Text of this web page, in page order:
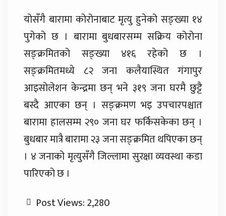
योसँगै बारामा कोरोनाबाट मृत्यु हुनेको सङ्ख्या १४
पुगेको छ । बारामा बुधबारसम्म सक्रिय कोरोना
सङ्क्रमितको सङ्ख्या ४१६ रहेको छ ।
सङ्क्रमितमध्ये ८२ जना कलैयास्थित गंगापुर
आइसोलेशन केन्द्रमा छन् भने ३१९ जना घरमै छुट्टै
बस्दै आएका छन् । सङ्क्रमण भइ उपचारपश्चात
बारामा हालसम्म २९० जना घर फर्किसकेका छन् ।
बुधबार मात्रै बारामा २३ जना सङ्क्रमित थपिएका छन्
। ४ जनाको मृत्युसँगै जिल्लामा सुरक्षा व्यवस्था कडा
पारिएको छ ।
Post Views:2,280